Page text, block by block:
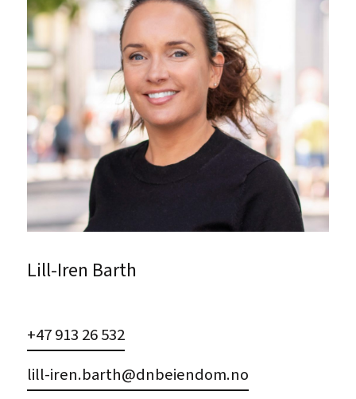
Lill-Iren Barth
+47 913 26 532
lill-iren.barth@dnbeiendom.no